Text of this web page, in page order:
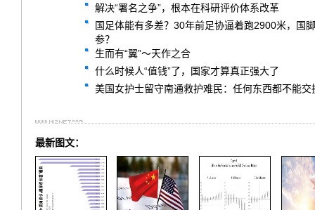
解决“署名之争”，根本在科研评价体系改革
国足体能有多差？30年前足协逼着跑2900米，国
参？
生而有“翼”～天作之合
什么时候人“值钱”了，国家才算真正强大了
美国女护士留守南通救护难民：任何东西都不能交
最新图文：